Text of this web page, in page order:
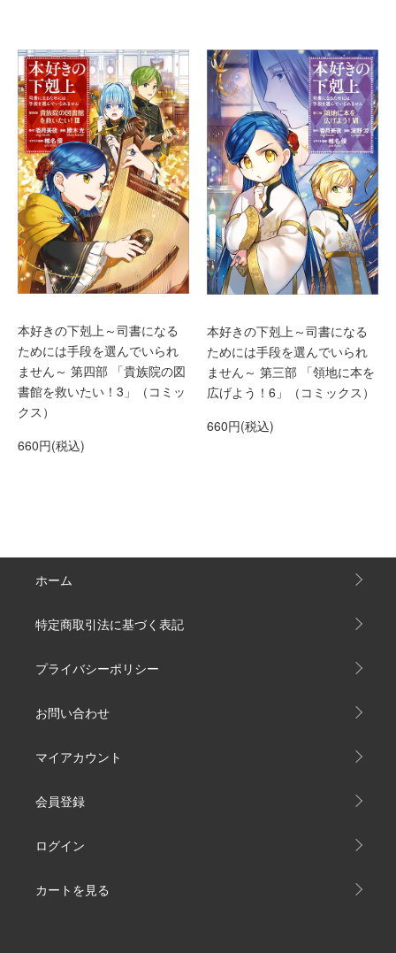
本好きの下剋上～司書になる
ためには手段を選んでいられ
ません～ 第四部 「貴族院の図
書館を救いたい！3」（コミッ
クス）
660円(税込)
本好きの下剋上～司書になる
ためには手段を選んでいられ
ません～ 第三部 「領地に本を
広げよう！6」（コミックス）
660円(税込)
ホーム
特定商取引法に基づく表記
プライバシーポリシー
お問い合わせ
マイアカウント
会員登録
ログイン
カートを見る